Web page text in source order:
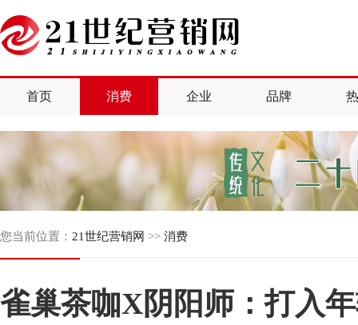
首页 消费 企业 品牌
您当前位置： 21世纪营销网 >> 消费
雀巢茶咖X阴阳师：打入